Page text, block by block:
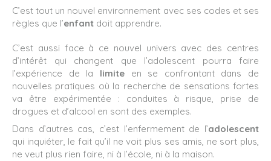
C’est tout un nouvel environnement avec ses codes et ses
règles que l’enfant doit apprendre.
C’est aussi face à ce nouvel univers avec des centres
d’intérêt qui changent que l’adolescent pourra faire
l’expérience de la limiteen se confrontant dans de
nouvelles pratiques où la recherche de sensations fortes
va être expérimentée : conduites à risque, prise de
drogues et d’alcool en sont des exemples.
Dans d’autres cas, c’est l’enfermement de l’adolescent
qui inquiéter, le fait qu’il ne voit plus ses amis, ne sort plus,
ne veut plus rien faire, ni à l’école, ni à la maison.